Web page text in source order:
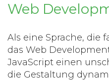
Web
Als eine Sprache, die
das Web
JavaScript einen
die Gestaltung